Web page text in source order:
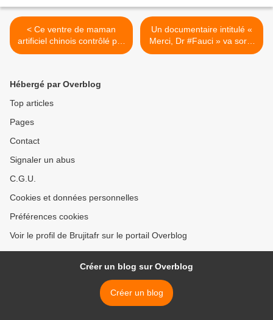
< Ce ventre de maman
artificiel chinois contrôlé par
#IA va bouleverser la
Un documentaire intitulé «
Merci, Dr #Fauci » va sortir
et révéler tout ce que vous
Hébergé par Overblog
Top articles
Pages
Contact
Signaler un abus
C.G.U.
Cookies et données personnelles
Préférences cookies
Voir le profil de Brujitafr sur le portail Overblog
Créer un blog sur Overblog
Créer un blog